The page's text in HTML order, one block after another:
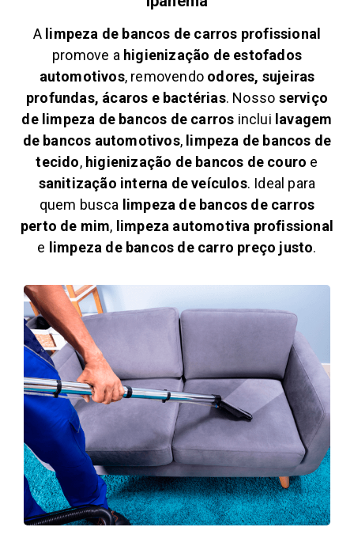
A limpeza de bancos de carros profissional
promove a higienização de estofados
automotivos, removendo odores, sujeiras
profundas, ácaros e bactérias. Nosso serviço
de limpeza de bancos de carros inclui lavagem
de bancos automotivos, limpeza de bancos de
tecido, higienização de bancos de couro e
sanitização interna de veículos. Ideal para
quem busca limpeza de bancos de carros
perto de mim, limpeza automotiva profissional
e limpeza de bancos de carro preço justo.